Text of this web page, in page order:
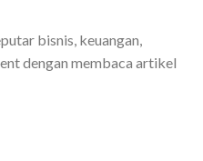
bisnis, keuangan,
dengan membaca artikel